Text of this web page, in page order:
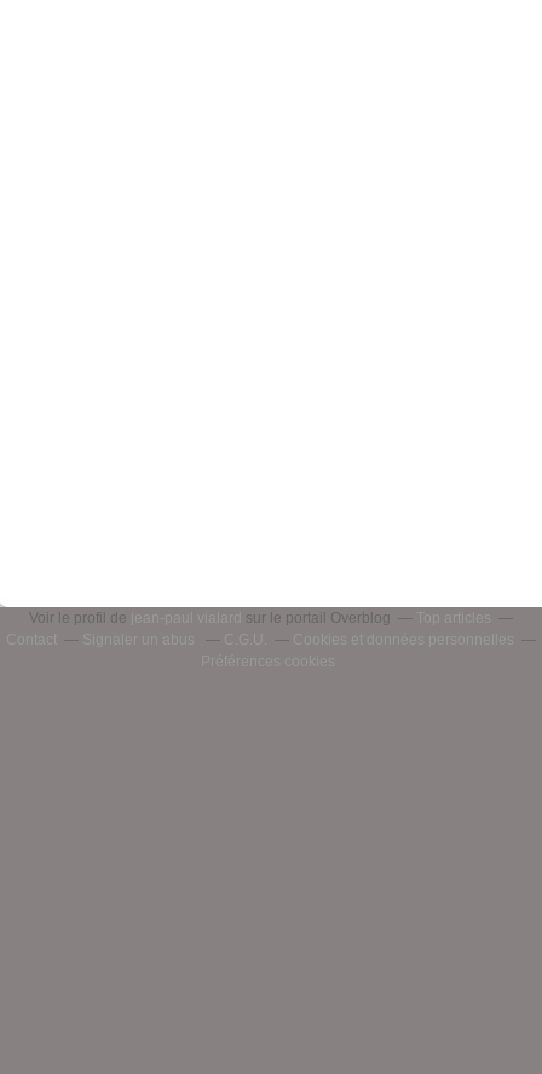
Voir le profil de jean-paul vialard sur le portail Overblog
Top articles
Contact
Signaler un abus C.G.U.
Cookies et données personnelles
Préférences cookies